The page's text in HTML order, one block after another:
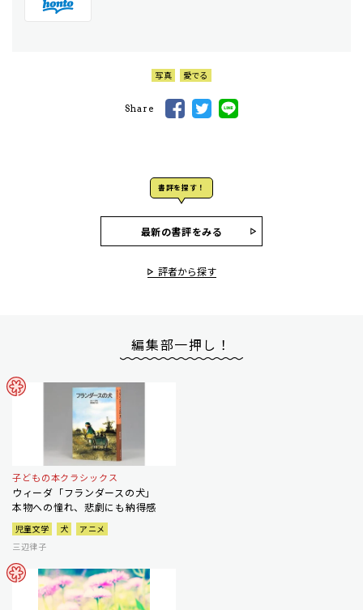
写真 愛でる
Share
書評を探す！
最新の書評をみる
評者から探す
編集部一押し！
子どもの本クラシックス
ウィーダ「フランダースの犬」
本物への憧れ、悲劇にも納得感
児童文学 犬
アニメ
三辺律子